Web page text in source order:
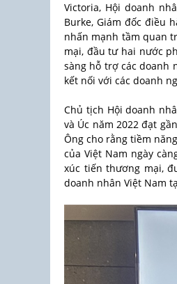
Victoria, Hội doanh
Burke, Giám đốc điều
nhấn mạnh tầm quan
mại, đầu tư hai nước
sàng hỗ trợ các doanh
kết nối với các doanh
Chủ tịch Hội doanh
và Úc năm 2022 đạt
Ông cho rằng tiềm
của Việt Nam ngày
xúc tiến thương mại,
doanh nhân Việt Nam